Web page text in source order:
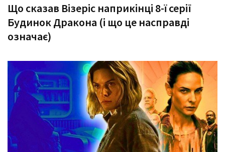
Що сказав Візеріс наприкінці 8-ї серії
Будинок Дракона (і що це насправді
означає)